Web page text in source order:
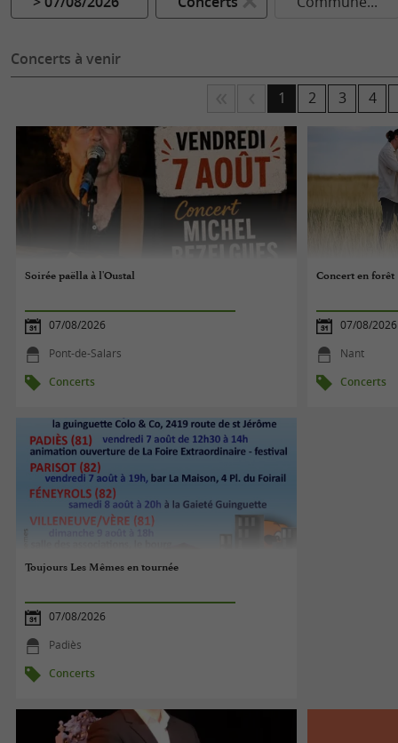
Concerts à venir
1 2 3 4
Soirée paëlla à l'Oustal
07/08/2026
Pont-de-Salars
Concerts
Concert en forêt
07/08/2026
Nant
Concerts
Toujours Les Mêmes en tournée
07/08/2026
Padiès
Concerts